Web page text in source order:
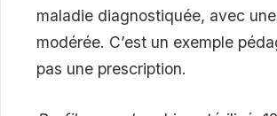
maladie diagnostiquée, avec
modérée. C’est un exemple
pas une prescription.